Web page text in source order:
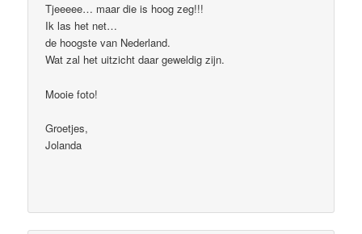
Tjeeeee… maar die is hoog zeg!!!
Ik las het net…
de hoogste van Nederland.
Wat zal het uitzicht daar geweldig zijn.
Mooie foto!
Groetjes,
Jolanda